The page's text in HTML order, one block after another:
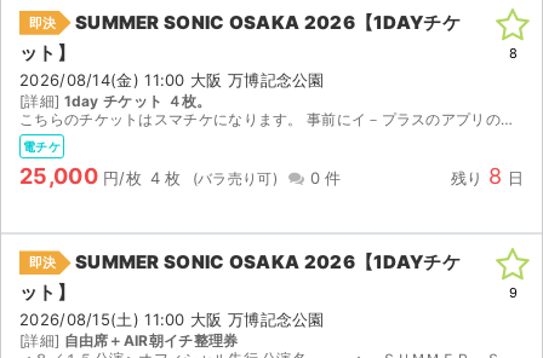
即決
SUMMER SONIC OSAKA 2026【1DAYチケ
ット】
2026/08/14(金) 11:00 大阪 万博記念公園
[詳細] 1day チケット ４枚。
こちらのチケットはスマチケになります。 事前にイ－プラスのアプリのインストールをお済ませください。 ご購入の場合にはイ－プラスのアプリに登録済みのメ－ルアドレス（複数枚ご購入の場合には複数人分...
電チケ
25,000 円/枚 4 枚 0 件 残り 8 日
8
即決
SUMMER SONIC OSAKA 2026【1DAYチケ
ット】
2026/08/15(土) 11:00 大阪 万博記念公園
[詳細] 自由席＋AIR朝イチ整理券
9